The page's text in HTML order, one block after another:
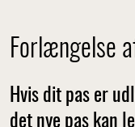
Forlængelse
Hvis dit pas er
det nye pas kan